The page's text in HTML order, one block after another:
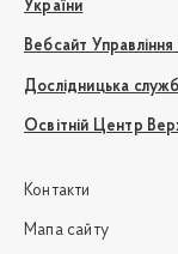
України
Вебсайт
Дослідницька
Освітній Центр
Контакти
Мапа сайту